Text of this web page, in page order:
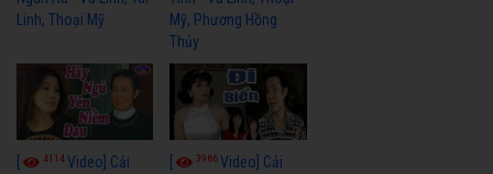
Linh, Thoại Mỹ
Mỹ, Phương Hồng
Thủy
4114Video] Cải
3966Video] Cải